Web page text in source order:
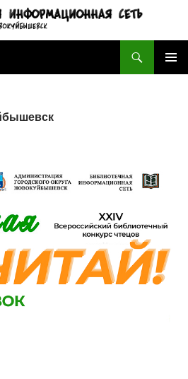
БИБЛИОТЕЧНАЯ ИНФОРМАЦИОННАЯ СЕТЬ городского округа Новокуйбышевск